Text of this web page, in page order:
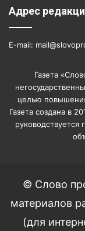
Адрес
E-mail:
Газета
целью
Газета создана в
руководствуется
© Слово
материалов
(для